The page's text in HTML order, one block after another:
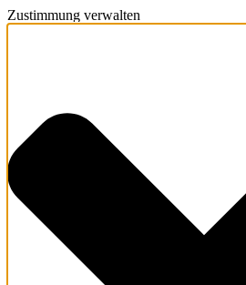
Zustimmung verwalten